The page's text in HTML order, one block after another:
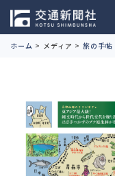
ホーム > メディア > 旅の手帖